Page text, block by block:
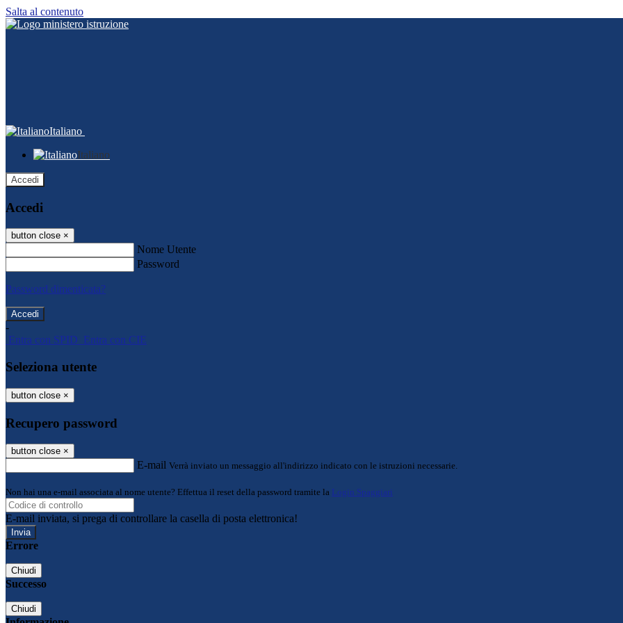
Salta al contenuto
Italiano
Italiano
Accedi
Accedi
button close ×
Nome Utente
Password
Password dimenticata?
-
Entra con SPID Entra con CIE
Seleziona utente
button close ×
Recupero password
button close ×
E-mail Verrà inviato un messaggio all'indirizzo indicato con le istruzioni necessarie.
Non hai una e-mail associata al nome utente? Effettua il reset della password tramite la Login Spaggiari
E-mail inviata, si prega di controllare la casella di posta elettronica!
Errore
Chiudi
Successo
Chiudi